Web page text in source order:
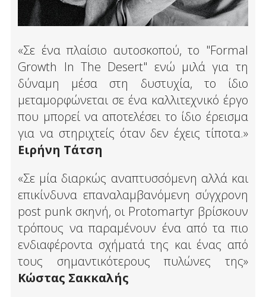
«Σε ένα πλαίσιο αυτοσκοπού, το "Formal
Growth In The Desert" ενώ μιλά για τη
δύναμη μέσα στη δυστυχία, το ίδιο
μεταμορφώνεται σε ένα καλλιτεχνικό έργο
που μπορεί να αποτελέσει το ίδιο έρεισμα
για να στηριχτείς όταν δεν έχεις τίποτα.»
Ειρήνη Τάτση
«Σε μία διαρκώς αναπτυσσόμενη αλλά και
επικίνδυνα επαναλαμβανόμενη σύγχρονη
post punk σκηνή, οι Protomartyr βρίσκουν
τρόπους να παραμένουν ένα από τα πιο
ενδιαφέροντα σχήματά της και ένας από
τους σημαντικότερους πυλώνες της»
Κώστας Σακκαλής